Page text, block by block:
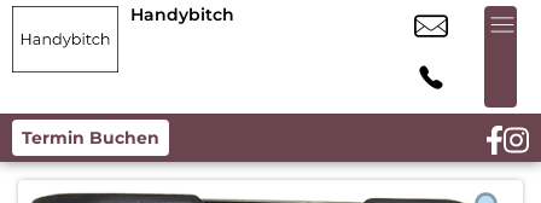
Handybitch
Termin Buchen